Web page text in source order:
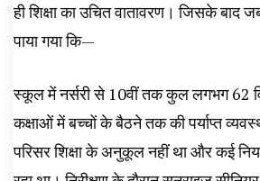
ही शिक्षा का उचित वातावरण। जिसके बाद
पाया गया कि—
स्कूल में नर्सरी से 10वीं तक कुल लगभग 62
कक्षाओं में बच्चों के बैठने तक की पर्याप्त
परिसर शिक्षा के अनुकूल नहीं था और कई